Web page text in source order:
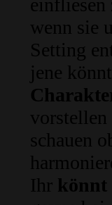
wenn sie
Setting
jene
schauen
Ihr könnt